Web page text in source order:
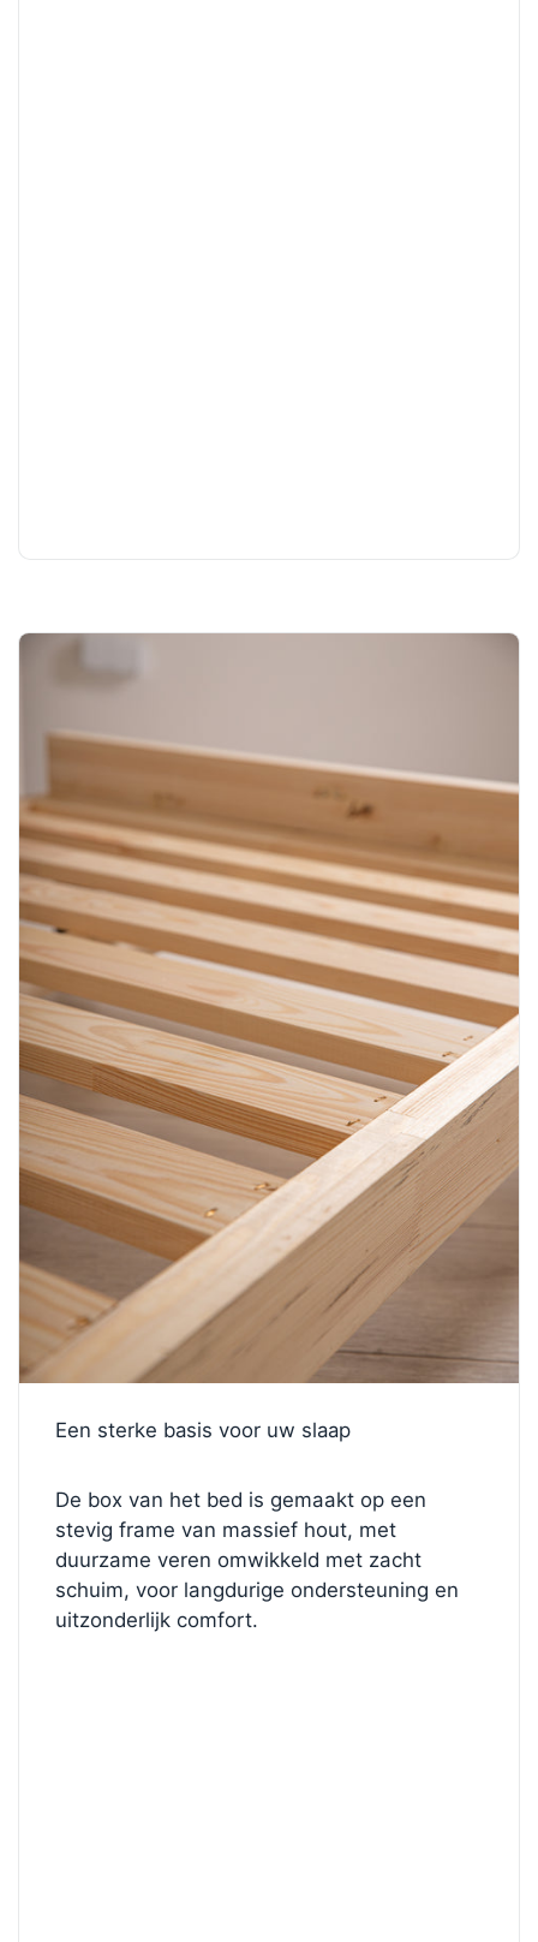
Een sterke basis voor uw slaap
De box van het bed is gemaakt op een
stevig frame van massief hout, met
duurzame veren omwikkeld met zacht
schuim, voor langdurige ondersteuning en
uitzonderlijk comfort.